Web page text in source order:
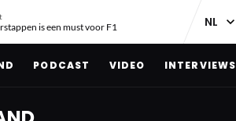
is een must voor F1
PODCAST VIDEO INTERVIEWS